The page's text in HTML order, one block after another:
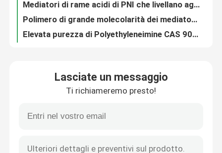
Contattaci
Mediatori di rame acidi
livellamento dell'agente
Mediatori di rame acidi di GISS per rame acido un derivato di Polyethyleneimine
Soluzione luminosa di nichelatura di PABS, formiato Cas 125678 di Diethylaminopropyne 52 6
Prodotti chimici placcanti della MAPPA, CAS 2978 58 soluzione di placcatura elettrolitica di 7 nichel
Lasciate un messaggio
Ti richiameremo presto!